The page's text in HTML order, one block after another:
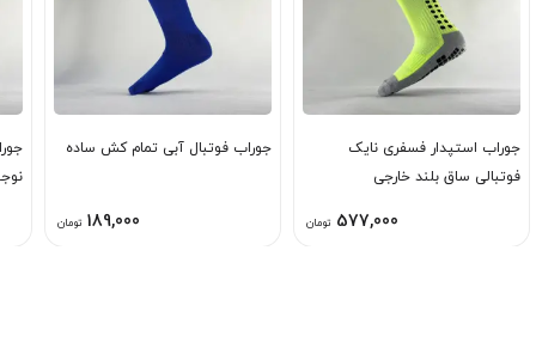
جوراب استپدار فسفری نایک
فوتبالی ساق بلند خارجی
577,000 تومان
جوراب فوتبال آبی تمام کش ساده
189,000 تومان